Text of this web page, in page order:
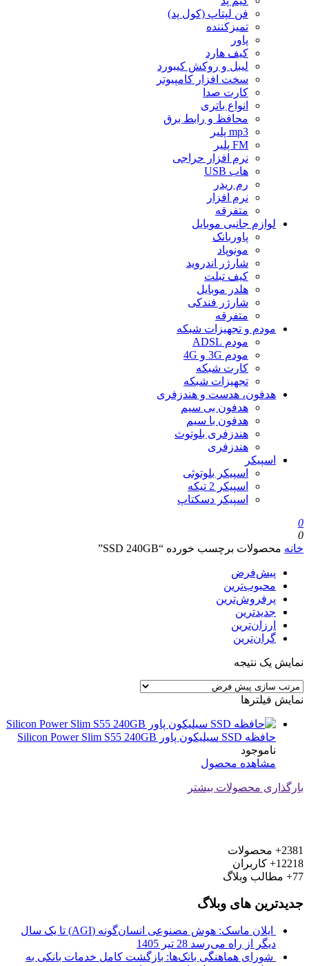
فن لپتاپ (کول پد)
تمیزکننده
پاور
کیف هارد
لیبل و روکش کیبورد
سخت افزار کامپیوتر
کارت صدا
انواع باتری
محافظ و رابط برق
mp3 پلیر
FM پلیر
نرم افزار حراجی
هاب USB
رم ریدر
نرم افزار
متفرقه
لوازم جانبی موبایل
پاوربانک
مونوپاد
شارژر اندروید
کیف تبلت
هلدر موبایل
شارژر فندکی
متفرقه
مودم و تجهیزات شبکه
مودم ADSL
مودم 3G و 4G
کارت شبکه
تجهیزات شبکه
هدفون، هدست و هندزفری
هدفون بی سیم
هدفون با سیم
هندزفری بلوتوث
هندزفری
اسپیکر
اسپیکر بلوتوثی
اسپیکر 2 تیکه
اسپیکر دسکتاپ
0
0
خانه محصولات برچسب خورده “SSD 240GB”
پیش‌فرض
محبوب‌ترین
پرفروش‌ترین
جدیدترین
ارزان‌ترین
گران‌ترین
نمایش یک نتیجه
نمایش فیلترها
حافظه SSD سیلیکون پاور Silicon Power Slim S55 240GB
ناموجود
مشاهده محصول
بارگذاری محصولات بیشتر
2381+
محصولات
12218+
کاربران
77+
مطالب وبلاگ
جدیدترین های وبلاگ
ایلان ماسک: هوش مصنوعی انسان‌گونه (AGI) تا یک سال
دیگر از راه می‌رسد 28 تیر 1405
شورای هماهنگی بانک‌ها: بازگشت کامل خدمات بانکی به